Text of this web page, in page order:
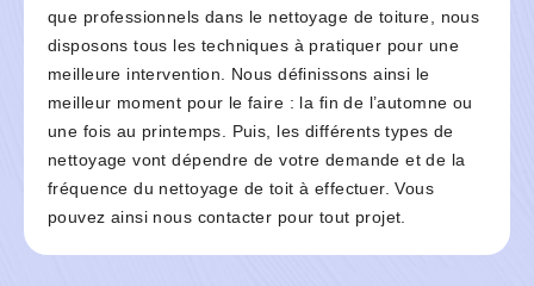
que professionnels dans le nettoyage de toiture, nous
disposons tous les techniques à pratiquer pour une
meilleure intervention. Nous définissons ainsi le
meilleur moment pour le faire : la fin de l’automne ou
une fois au printemps. Puis, les différents types de
nettoyage vont dépendre de votre demande et de la
fréquence du nettoyage de toit à effectuer. Vous
pouvez ainsi nous contacter pour tout projet.